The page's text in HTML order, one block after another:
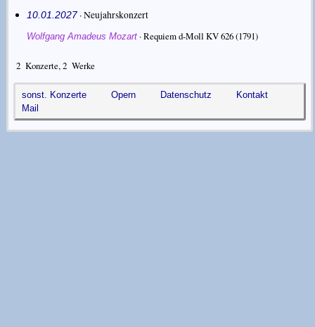
10.01.2027· Neujahrskonzert
Wolfgang Amadeus Mozart·Requiem d-Moll KV 626(1791)
2Konzerte,2Werke
sonst. Konzerte Opern Datenschutz
Kontakt
Mail